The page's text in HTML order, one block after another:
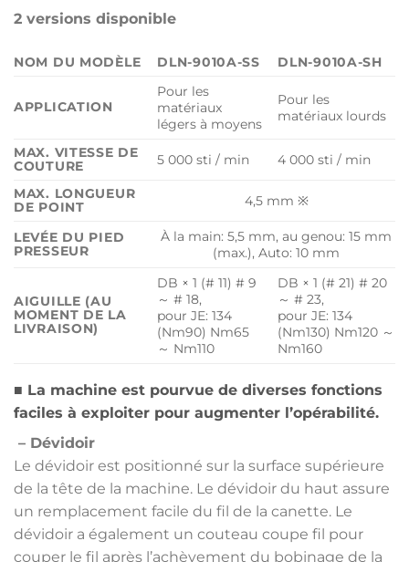
2 versions disponible
NOM DU MODÈLE DLN-9010A-SS DLN-9010A-SH
APPLICATION
Pour les
matériaux
légers à moyens
Pour les
matériaux lourds
MAX. VITESSE DE
COUTURE
5 000 sti / min 4 000 sti / min
MAX. LONGUEUR
DE POINT
4,5 mm ※
LEVÉE DU PIED
PRESSEUR
À la main: 5,5 mm, au genou: 15 mm
(max.), Auto: 10 mm
AIGUILLE (AU
MOMENT DE LA
LIVRAISON)
DB × 1 (# 11) # 9
～ # 18,
pour JE: 134
(Nm90) Nm65
～ Nm110
DB × 1 (# 21) # 20
～ # 23,
pour JE: 134
(Nm130) Nm120 ～
Nm160
■ La machine est pourvue de diverses fonctions
faciles à exploiter pour augmenter l’opérabilité.
– Dévidoir
Le dévidoir est positionné sur la surface supérieure
de la tête de la machine. Le dévidoir du haut assure
un remplacement facile du fil de la canette. Le
dévidoir a également un couteau coupe fil pour
couper le fil après l’achèvement du bobinage de la